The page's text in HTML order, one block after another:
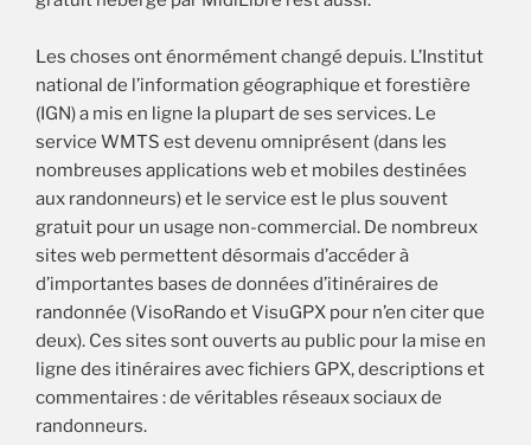
Les choses ont énormément changé depuis. L’Institut
national de l’information géographique et forestière
(IGN) a mis en ligne la plupart de ses services. Le
service WMTS est devenu omniprésent (dans les
nombreuses applications web et mobiles destinées
aux randonneurs) et le service est le plus souvent
gratuit pour un usage non-commercial. De nombreux
sites web permettent désormais d’accéder à
d’importantes bases de données d’itinéraires de
randonnée (VisoRando et VisuGPX pour n’en citer que
deux). Ces sites sont ouverts au public pour la mise en
ligne des itinéraires avec fichiers GPX, descriptions et
commentaires : de véritables réseaux sociaux de
randonneurs.